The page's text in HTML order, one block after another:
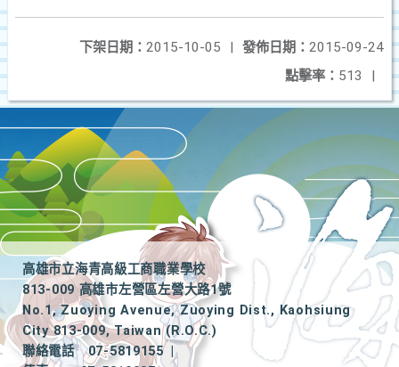
發佈日期： 2015-09-24
下架日期： 2015-10-05
|
點擊率： 513 |
高雄市立海青高級工商職業學校
813-009 高雄市左營區左營大路1號
No.1, Zuoying Avenue, Zuoying Dist., Kaohsiung
City 813-009, Taiwan (R.O.C.)
聯絡電話
07-5819155
|